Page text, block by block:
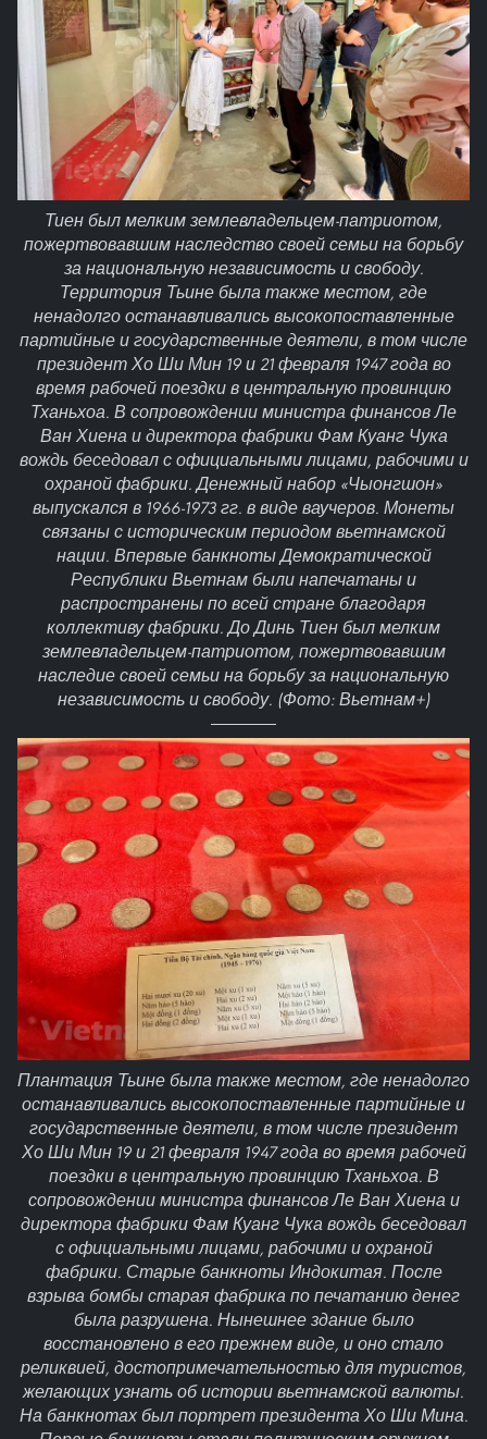
Тиен был мелким землевладельцем-патриотом,
пожертвовавшим наследство своей семьи на борьбу
за национальную независимость и свободу.
Территория Тьине была также местом, где
ненадолго останавливались высокопоставленные
партийные и государственные деятели, в том числе
президент Хо Ши Мин 19 и 21 февраля 1947 года во
время рабочей поездки в центральную провинцию
Тханьхоа. В сопровождении министра финансов Ле
Ван Хиена и директора фабрики Фам Куанг Чука
вождь беседовал с официальными лицами, рабочими и
охраной фабрики. Денежный набор «Чыонгшон»
выпускался в 1966-1973 гг. в виде ваучеров. Монеты
связаны с историческим периодом вьетнамской
нации. Впервые банкноты Демократической
Республики Вьетнам были напечатаны и
распространены по всей стране благодаря
коллективу фабрики. До Динь Тиен был мелким
землевладельцем-патриотом, пожертвовавшим
наследие своей семьи на борьбу за национальную
независимость и свободу. (Фото: Вьетнам+)
Плантация Тьине была также местом, где ненадолго
останавливались высокопоставленные партийные и
государственные деятели, в том числе президент
Хо Ши Мин 19 и 21 февраля 1947 года во время рабочей
поездки в центральную провинцию Тханьхоа. В
сопровождении министра финансов Ле Ван Хиена и
директора фабрики Фам Куанг Чука вождь беседовал
с официальными лицами, рабочими и охраной
фабрики. Старые банкноты Индокитая. После
взрыва бомбы старая фабрика по печатанию денег
была разрушена. Нынешнее здание было
восстановлено в его прежнем виде, и оно стало
реликвией, достопримечательностью для туристов,
желающих узнать об истории вьетнамской валюты.
На банкнотах был портрет президента Хо Ши Мина.